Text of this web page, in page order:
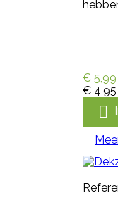
€ 5,99
€ 4,95
